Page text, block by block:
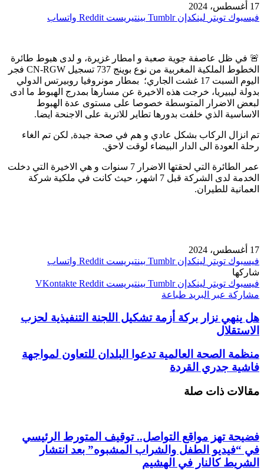
17 أغسطس، 2024
فيسبوك تويتر لينكدإن بينتيريست واتساب
🚨 في ظل عاصفة جوية صعبة و امطار غزيرة، و لدى هبوط طائرة
الخطوط الملكية المغربية من نوع بوينج 737 تسجيل CN-RGW فجر
اليوم السبت 17 غشت الجاري؛ بمطار مونروفيا روبيرتس الدولي
بدولة ليبيريا، خرجت هذه الاخيرة عن مسارها بمدرج الهبوط ما ادى
لبعض الاضرار المتوسطة خصوصا على مستوى عدة الهبوط
الاساسية الذي خلفت بدورها تطاير للاتربة على الاجنحة ايضا.
تم انزال الركاب بشكل عادي و هم في صحة جيدة, لكن تم الغاء
رحلة العودة الى الدار البيضاء لوقت لاحق.
عمر الطائرة التي لحقتها الاضرار 7 سنوات و هي الاخيرة التي دخلت
الخدمة لدى الشركة قبل 7 اشهر، حيث كانت في ملكية شركة
العمانية للطيران.
17 أغسطس، 2024
فيسبوك تويتر لينكدإن بينتيريست
واتساب
شاركها
فيسبوك تويتر لينكدإن بينتيريست
مشاركة عبر البريد طباعة
هل ينهي نزار بركة أزمة تشكيل اللجنة التنفيذية لحزب
الاستقلال
منظمة الصحة العالمية تدعوا البلدان للتعاون لمواجهة
فاشية جدري القردة
مقالات ذات صلة
فضيحة تهز مواقع التواصل.. توقيف المتورط الرئيسي
في “فيديو الطفل والشراب المشبوه” بعد انتشار
الشريط كالنار في الهشيم